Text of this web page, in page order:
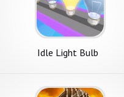
Idle Light Bulb